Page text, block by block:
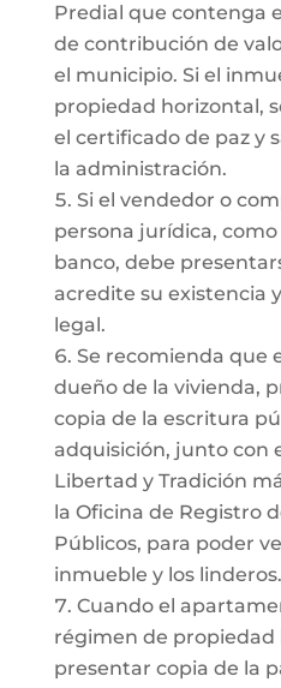
Predial que contenga
de contribución de
el municipio. Si el
propiedad horizontal,
el certificado de paz y
la administración.
Si el vendedor o
persona jurídica,
banco, debe
acredite su existencia
legal.
Se recomienda que
dueño de la vivienda,
copia de la escritura
adquisición, junto con
Libertad y Tradición
la Oficina de Registro
Públicos, para poder
inmueble y los linderos.
Cuando el
régimen de propiedad
presentar copia de la